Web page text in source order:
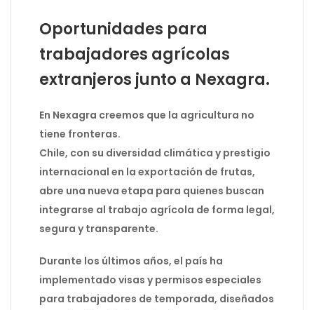
Oportunidades para
trabajadores agrícolas
extranjeros junto a Nexagra.
En Nexagra creemos que la agricultura no
tiene fronteras.
Chile, con su diversidad climática y prestigio
internacional en la exportación de frutas,
abre una nueva etapa para quienes buscan
integrarse al trabajo agrícola de forma legal,
segura y transparente.
Durante los últimos años, el país ha
implementado visas y permisos especiales
para trabajadores de temporada, diseñados